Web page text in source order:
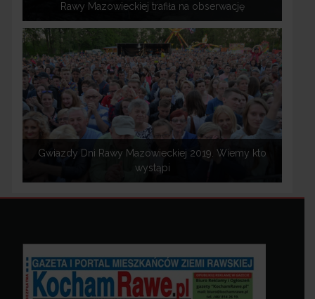
Rawy Mazowieckiej trafiła na obserwację
Gwiazdy Dni Rawy Mazowieckiej 2019. Wiemy kto
wystąpi